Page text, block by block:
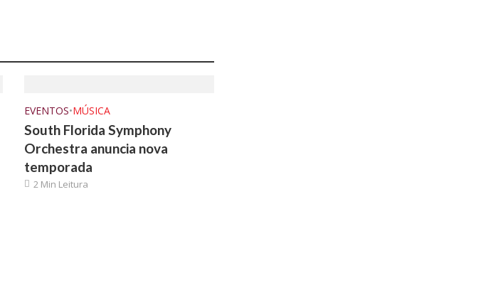
EVENTOS•MÚSICA
South Florida Symphony
Orchestra anuncia nova
temporada
2 Min Leitura